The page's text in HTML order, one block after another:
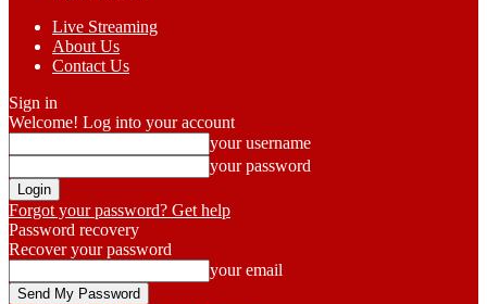
Live Streaming
About Us
Contact Us
Sign in
Welcome! Log into your account
your username
your password
Forgot your password? Get help
Password recovery
Recover your password
your email